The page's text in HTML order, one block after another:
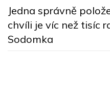
Jedna správně
chvíli je víc než tisíc
Sodomka